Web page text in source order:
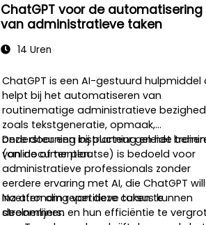
ChatGPT voor de automatisering
van administratieve taken
14 Uren
ChatGPT is een AI-gestuurd hulpmiddel
helpt bij het automatiseren van
routinematige administratieve
zoals tekstgeneratie, opmaak,
ondersteuning bij planning en het
van documenten.
Deze door een instructeur geleide
(online of ter plaatse) is bedoeld voor
administratieve professionals zonder
eerdere ervaring met AI, die ChatGPT
inzetten om repetitieve taken te
stroomlijnen en hun efficiëntie te
Na afronding van deze cursus kunnen
deelnemers: